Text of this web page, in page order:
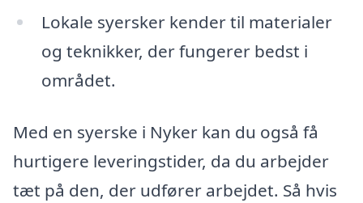
Lokale syersker kender til materialer
og teknikker, der fungerer bedst i
området.
Med en syerske i Nyker kan du også få
hurtigere leveringstider, da du arbejder
tæt på den, der udfører arbejdet. Så hvis